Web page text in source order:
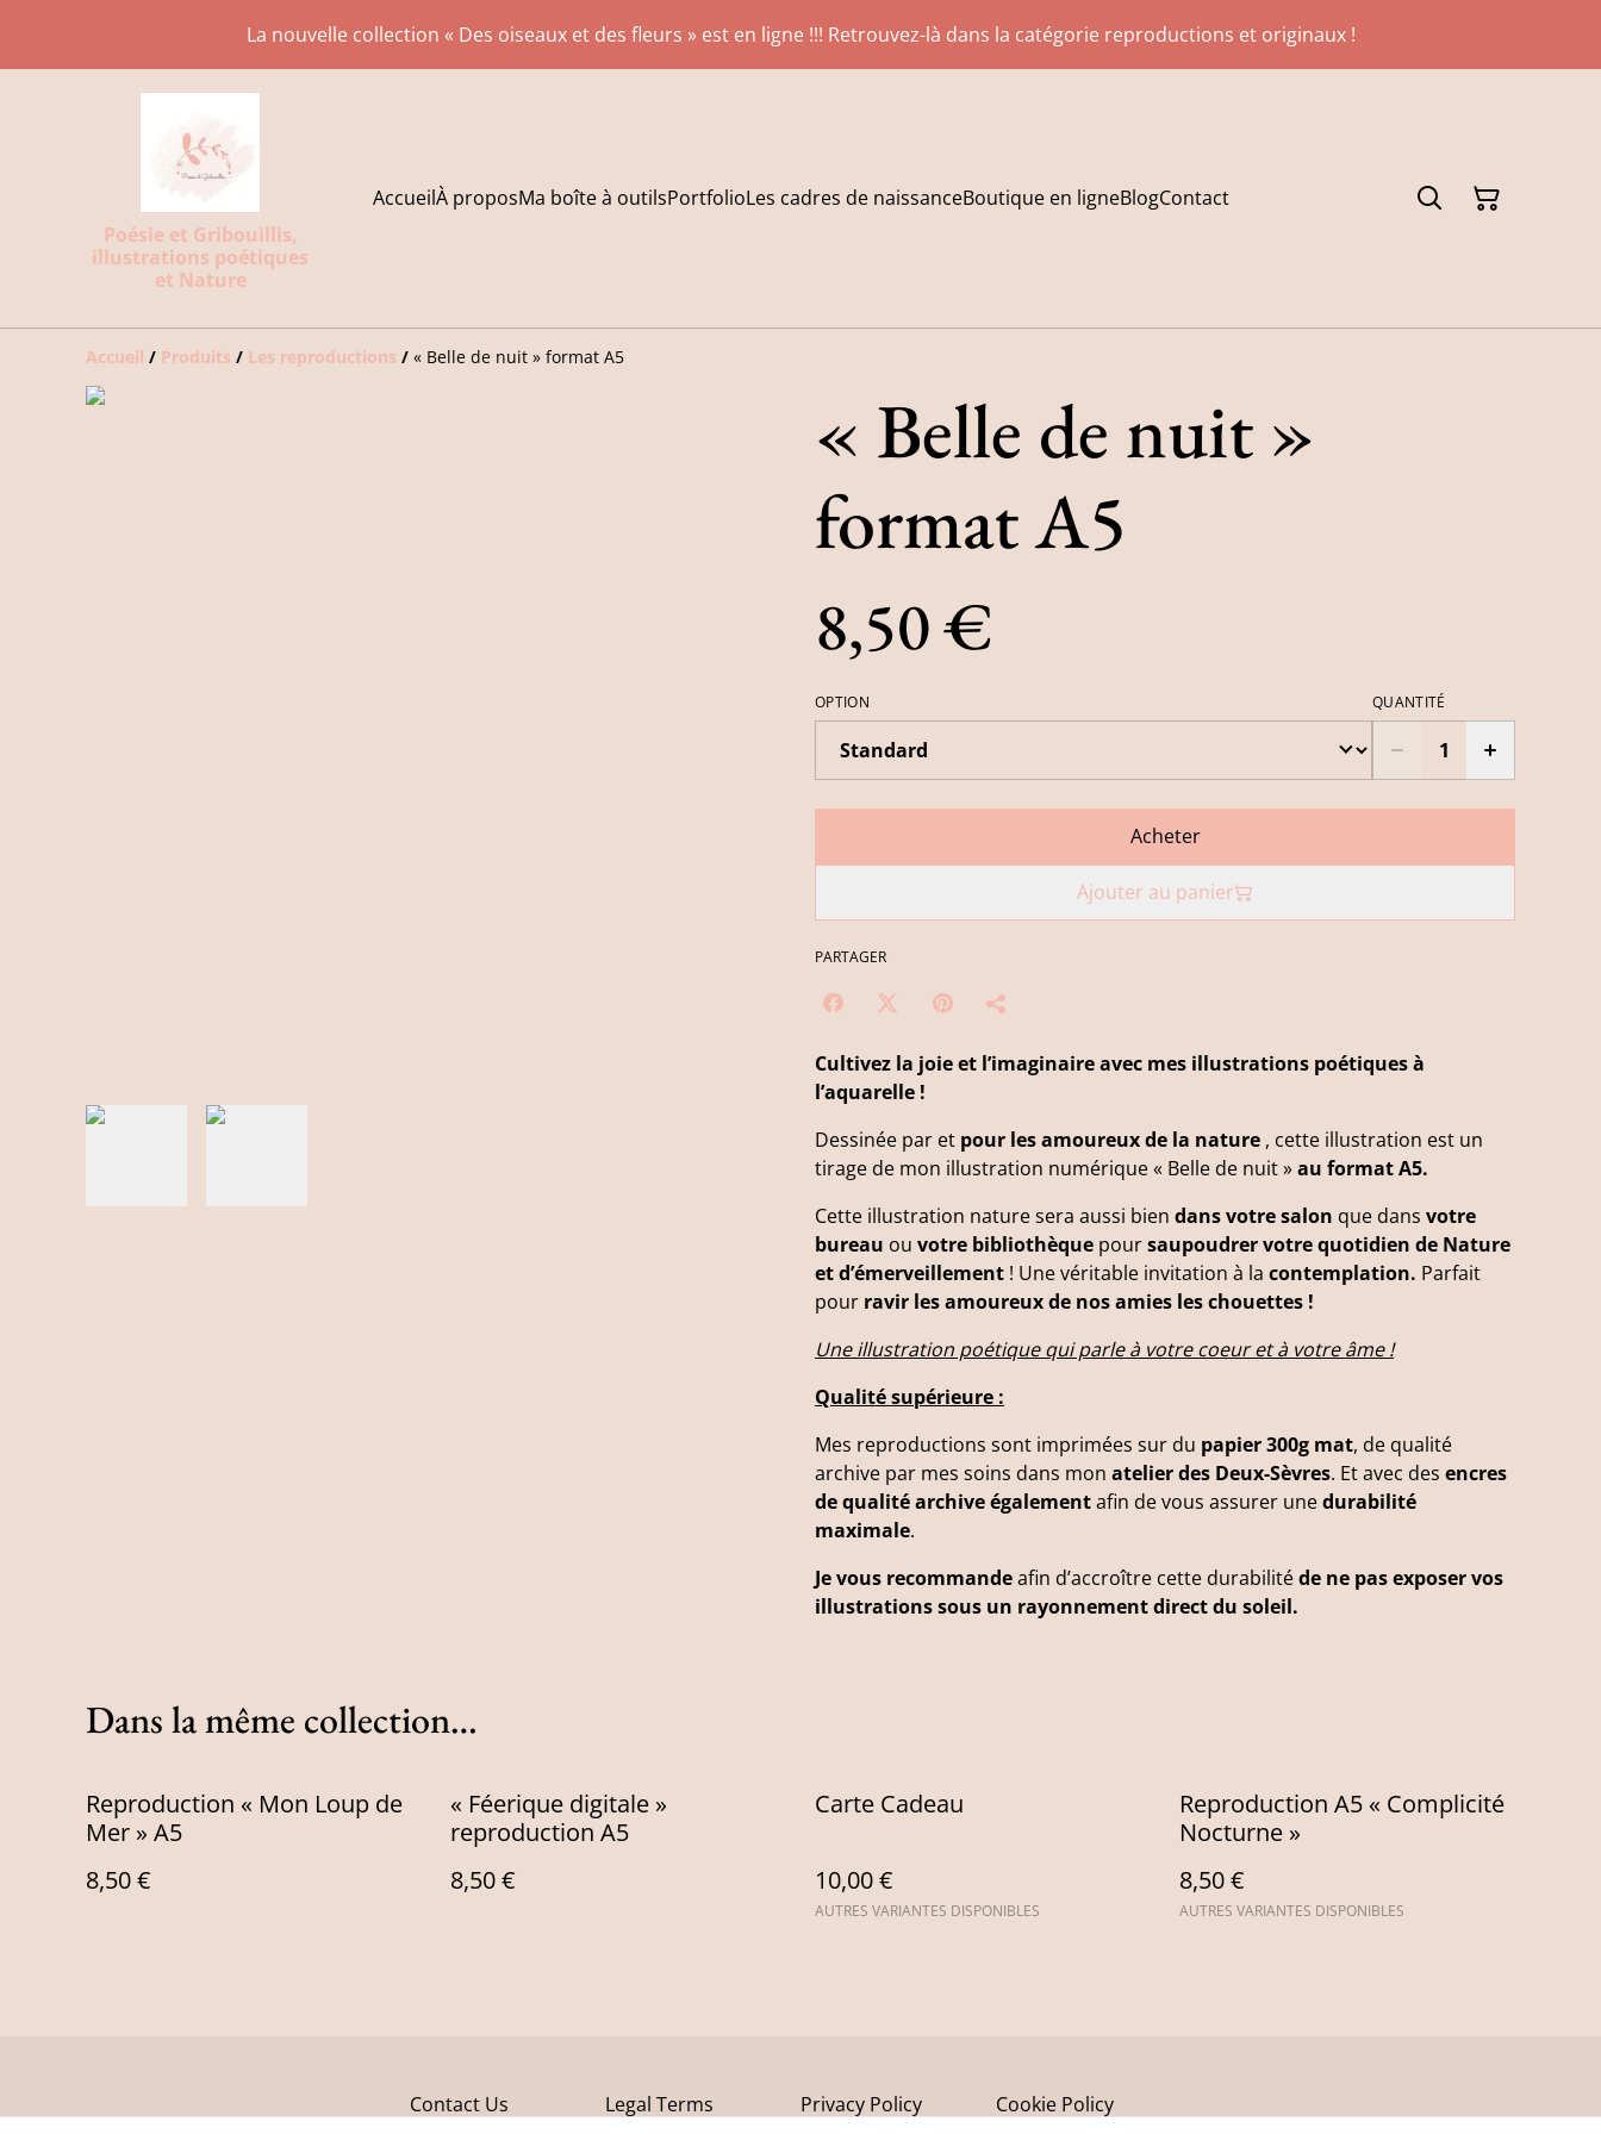
La nouvelle collection « Des oiseaux et des fleurs » est en ligne !!! Retrouvez-là dans la catégorie reproductions et originaux !
Poésie et Gribouillis,
illustrations poétiques
et Nature
AccueilÀ proposMa boîte à outilsPortfolioLes cadres de naissanceBoutique en ligneBlogContact
Accueil / Produits / Les reproductions / « Belle de nuit » format A5
« Belle de nuit »
format A5
8,50 €
OPTION QUANTITÉ
Acheter
Ajouter au panier
PARTAGER
Cultivez la joie et l’imaginaire avec mes illustrations poétiques à
l’aquarelle !
Dessinée par et pour les amoureux de la nature , cette illustration est un
tirage de mon illustration numérique « Belle de nuit »au format A5.
Cette illustration nature sera aussi bien dans votre salon que dans votre
bureau ou votre bibliothèque poursaupoudrer votre quotidien de Nature
et d’émerveillement ! Une véritable invitation à la contemplation. Parfait
pour ravir les amoureux de nos amies les chouettes !
Une illustration poétique qui parle à votre coeur et à votre âme !
Qualité supérieure :
Mes reproductions sont imprimées sur du papier 300g mat, de qualité
archive par mes soins dans mon atelier des Deux-Sèvres. Et avec des encres
de qualité archive égalementafin de vous assurer unedurabilité
maximale.
Je vous recommandeafin d’accroître cette durabilitéde ne pas exposer vos
illustrations sous un rayonnement direct du soleil.
Dans la même collection…
Reproduction « Mon Loup de
Mer » A5
8,50 €
« Féerique digitale »
reproduction A5
8,50 €
Carte Cadeau
10,00 €
AUTRES VARIANTES DISPONIBLES
Reproduction A5 « Complicité
Nocturne »
8,50 €
AUTRES VARIANTES DISPONIBLES
Contact Us Legal Terms Privacy Policy Cookie Policy